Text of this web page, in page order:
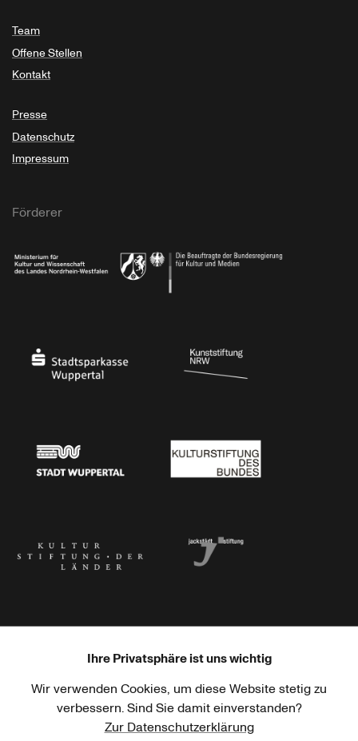
Team
Offene Stellen
Kontakt
Presse
Datenschutz
Impressum
Förderer
Haus der Kulturen der Welt Goethe-Institut
Ihre Privatsphäre ist uns wichtig
Wir verwenden Cookies, um diese Website stetig zu
verbessern. Sind Sie damit einverstanden?
Zur Datenschutzerklärung